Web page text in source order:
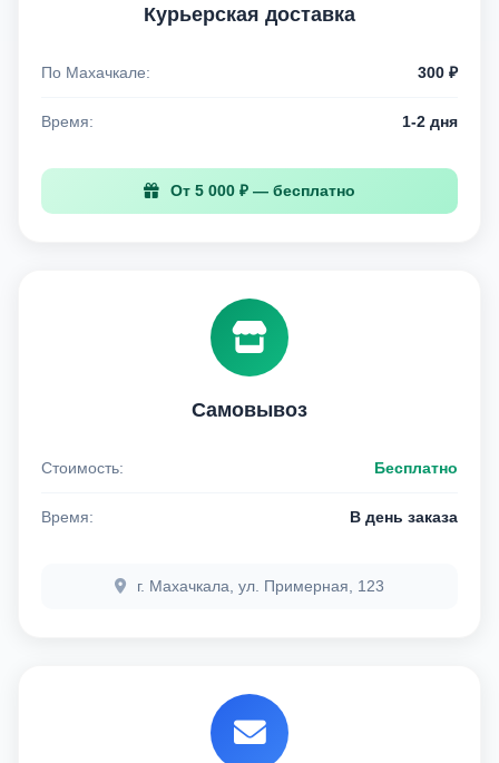
Курьерская доставка
По Махачкале: 300 ₽
Время: 1-2 дня
От 5 000 ₽ — бесплатно
Самовывоз
Стоимость: Бесплатно
Время: В день заказа
г. Махачкала, ул. Примерная, 123